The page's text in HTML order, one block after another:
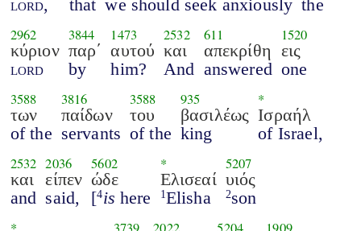
lord,
that we should seek anxiously the
2962
κύριον
lord
3844
παρ΄
by
1473
αυτού
him?
2532
και
And
611
απεκρίθη
answered
1520
εις
one
3588
των
of the
3816
παίδων
servants
3588
του
of the
935
βασιλέως
king
*
Ισραήλ
of Israel,
2532
και
and
2036
είπεν
said,
5602
ώδε
[4is here
*
Ελισεαί
1 Elisha
5207
υιός
2son